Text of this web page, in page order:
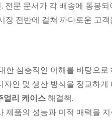
전문 문서가 각 배송에 동봉
장 전반에 걸쳐 까다로운 고
심층적인 이해를 바탕으로
자인 및 생산 방식을 정교하
얼리 케이스 해결책.
품의 성능과 미적 매력을